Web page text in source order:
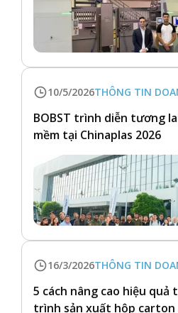
10/5/2026THÔNG TIN
BOBST trình diễn tương
mềm tại Chinaplas 2026
16/3/2026THÔNG TIN
5 cách nâng cao hiệu
trình sản xuất hộp carton